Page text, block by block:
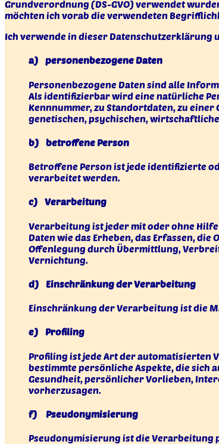
Grundverordnung (DS-GVO) verwendet
möchten ich vorab die verwendeten
Ich verwende in dieser Datenschutzerklärung
a) personenbezogene Daten
Personenbezogene Daten sind alle
Als identifizierbar wird eine natürliche
Kennnummer, zu Standortdaten, zu
genetischen, psychischen,
b) betroffene Person
Betroffene Person ist jede identifizierte
verarbeitet werden.
c) Verarbeitung
Verarbeitung ist jeder mit oder ohne
Daten wie das Erheben, das Erfassen,
Offenlegung durch Übermittlung,
Vernichtung.
d) Einschränkung der Verarbeitung
Einschränkung der Verarbeitung ist die
e) Profiling
Profiling ist jede Art der automatisierten
bestimmte persönliche Aspekte, die sich
Gesundheit, persönlicher Vorlieben,
vorherzusagen.
f) Pseudonymisierung
Pseudonymisierung ist die Verarbeitung